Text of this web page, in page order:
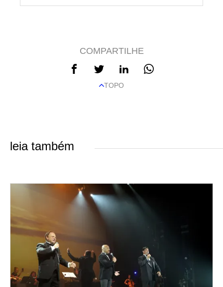
COMPARTILHE
TOPO
leia também